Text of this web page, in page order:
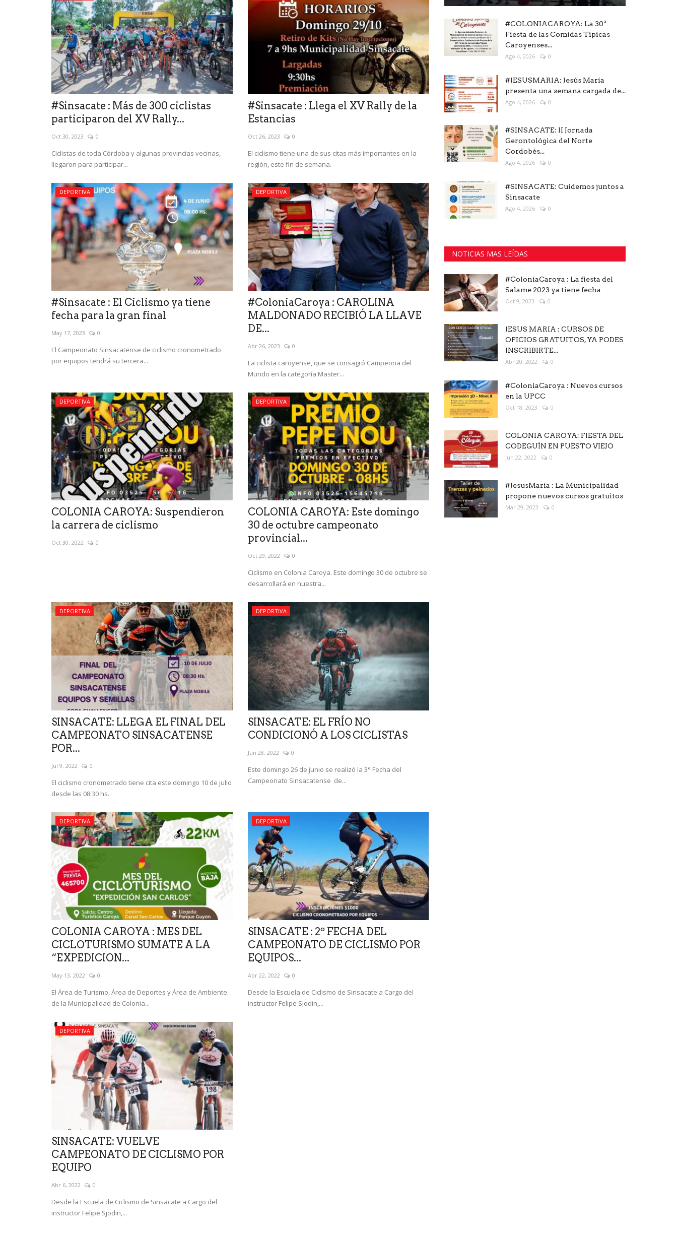
#Sinsacate : Más de 300 ciclistas
participaron del XV Rally...
Oct 30, 2023 0
Ciclistas de toda Córdoba y algunas provincias vecinas,
llegaron para participar...
#Sinsacate : Llega el XV Rally de la
Estancias
Oct 26, 2023 0
El ciclismo tiene una de sus citas más importantes en la
región, este fin de semana.
DEPORTIVA
#Sinsacate : El Ciclismo ya tiene
fecha para la gran final
May 17, 2023 0
El Campeonato Sinsacatense de ciclismo cronometrado
por equipos tendrá su tercera...
DEPORTIVA
#ColoniaCaroya : CAROLINA
MALDONADO RECIBIÓ LA LLAVE
DE...
Abr 26, 2023 0
La ciclista caroyense, que se consagró Campeona del
Mundo en la categoría Master...
DEPORTIVA
COLONIA CAROYA: Suspendieron
la carrera de ciclismo
Oct 30, 2022 0
DEPORTIVA
COLONIA CAROYA: Este domingo
30 de octubre campeonato
provincial...
Oct 29, 2022 0
Ciclismo en Colonia Caroya. Este domingo 30 de octubre se
desarrollará en nuestra...
DEPORTIVA
SINSACATE: LLEGA EL FINAL DEL
CAMPEONATO SINSACATENSE
POR...
Jul 9, 2022 0
El ciclismo cronometrado tiene cita este domingo 10 de julio
desde las 08:30 hs.
DEPORTIVA
SINSACATE: EL FRÍO NO
CONDICIONÓ A LOS CICLISTAS
Jun 28, 2022 0
Este domingo 26 de junio se realizó la 3° Fecha del
Campeonato Sinsacatense de...
DEPORTIVA
COLONIA CAROYA : MES DEL
CICLOTURISMO SUMATE A LA
“EXPEDICION...
May 13, 2022 0
El Área de Turismo, Área de Deportes y Área de Ambiente
de la Municipalidad de Colonia...
DEPORTIVA
SINSACATE : 2º FECHA DEL
CAMPEONATO DE CICLISMO POR
EQUIPOS...
Abr 22, 2022 0
Desde la Escuela de Ciclismo de Sinsacate a Cargo del
instructor Felipe Sjodin,...
DEPORTIVA
SINSACATE: VUELVE
CAMPEONATO DE CICLISMO POR
EQUIPO
Abr 6, 2022 0
Desde la Escuela de Ciclismo de Sinsacate a Cargo del
instructor Felipe Sjodin,...
#COLONIACAROYA: La 30ª
Fiesta de las Comidas Típicas
Caroyenses...
Ago 4, 2026 0
#JESUSMARIA: Jesús María
presenta una semana cargada de...
Ago 4, 2026 0
#SINSACATE: II Jornada
Gerontológica del Norte
Cordobés...
Ago 4, 2026 0
#SINSACATE: Cuidemos juntos a
Sinsacate
Ago 4, 2026 0
NOTICIAS MAS LEÍDAS
#ColoniaCaroya : La fiesta del
Salame 2023 ya tiene fecha
Oct 9, 2023 0
JESUS MARIA : CURSOS DE
OFICIOS GRATUITOS, YA PODES
INSCRIBIRTE...
Abr 20, 2022 0
#ColoniaCaroya : Nuevos cursos
en la UPCC
Oct 18, 2023 0
COLONIA CAROYA: FIESTA DEL
CODEGUÍN EN PUESTO VIEJO
Jun 22, 2022 0
#JesusMaria : La Municipalidad
propone nuevos cursos gratuitos
Mar 29, 2023 0